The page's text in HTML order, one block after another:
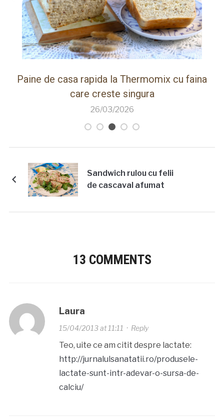
Paine de casa rapida la Thermomix cu faina
care creste singura
26/03/2026
Sandwich rulou cu felii
de cascaval afumat
13 COMMENTS
Laura
15/04/2013 at 11:11 · Reply
Teo, uite ce am citit despre lactate:
http://jurnalulsanatatii.ro/produsele-
lactate-sunt-intr-adevar-o-sursa-de-
calciu/